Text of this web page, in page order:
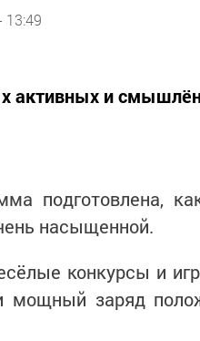
13:49
активных и
подготовлена,
насыщенной.
конкурсы и
мощный заряд